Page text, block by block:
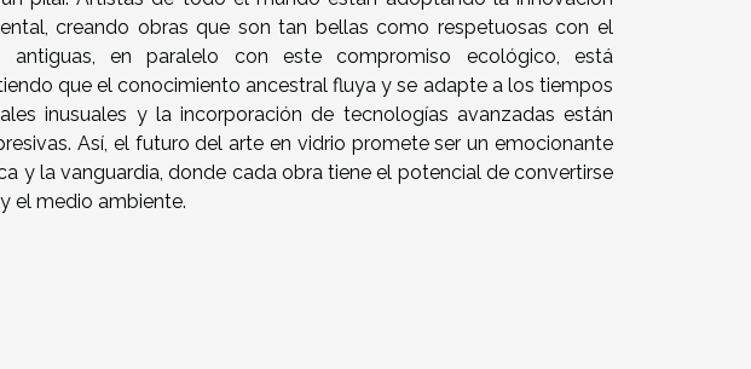
creando obras que son tan bellas como respetuosas con el
antiguas, en paralelo con este compromiso ecológico, está
que el conocimiento ancestral fluya y se adapte a los tiempos
inusuales y la incorporación de tecnologías avanzadas están
Así, el futuro del arte en vidrio promete ser un emocionante
y la vanguardia, donde cada obra tiene el potencial de convertirse
el medio ambiente.